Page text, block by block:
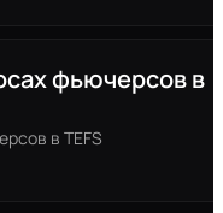
фьючерсов в
в TEFS